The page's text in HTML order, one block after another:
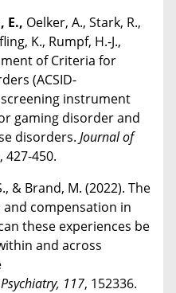
E., Oelker, A., Stark, R.,
K., Rumpf, H.-J.,
of Criteria for
(ACSID-
instrument
gaming disorder and
disorders. Journal of
427-450.
& Brand, M. (2022). The
compensation in
these experiences be
and across
117, 152336.